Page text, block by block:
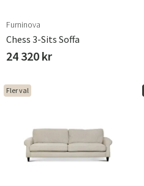
Furninova
Chess 3-Sits Soffa
24 320 kr
Fler val